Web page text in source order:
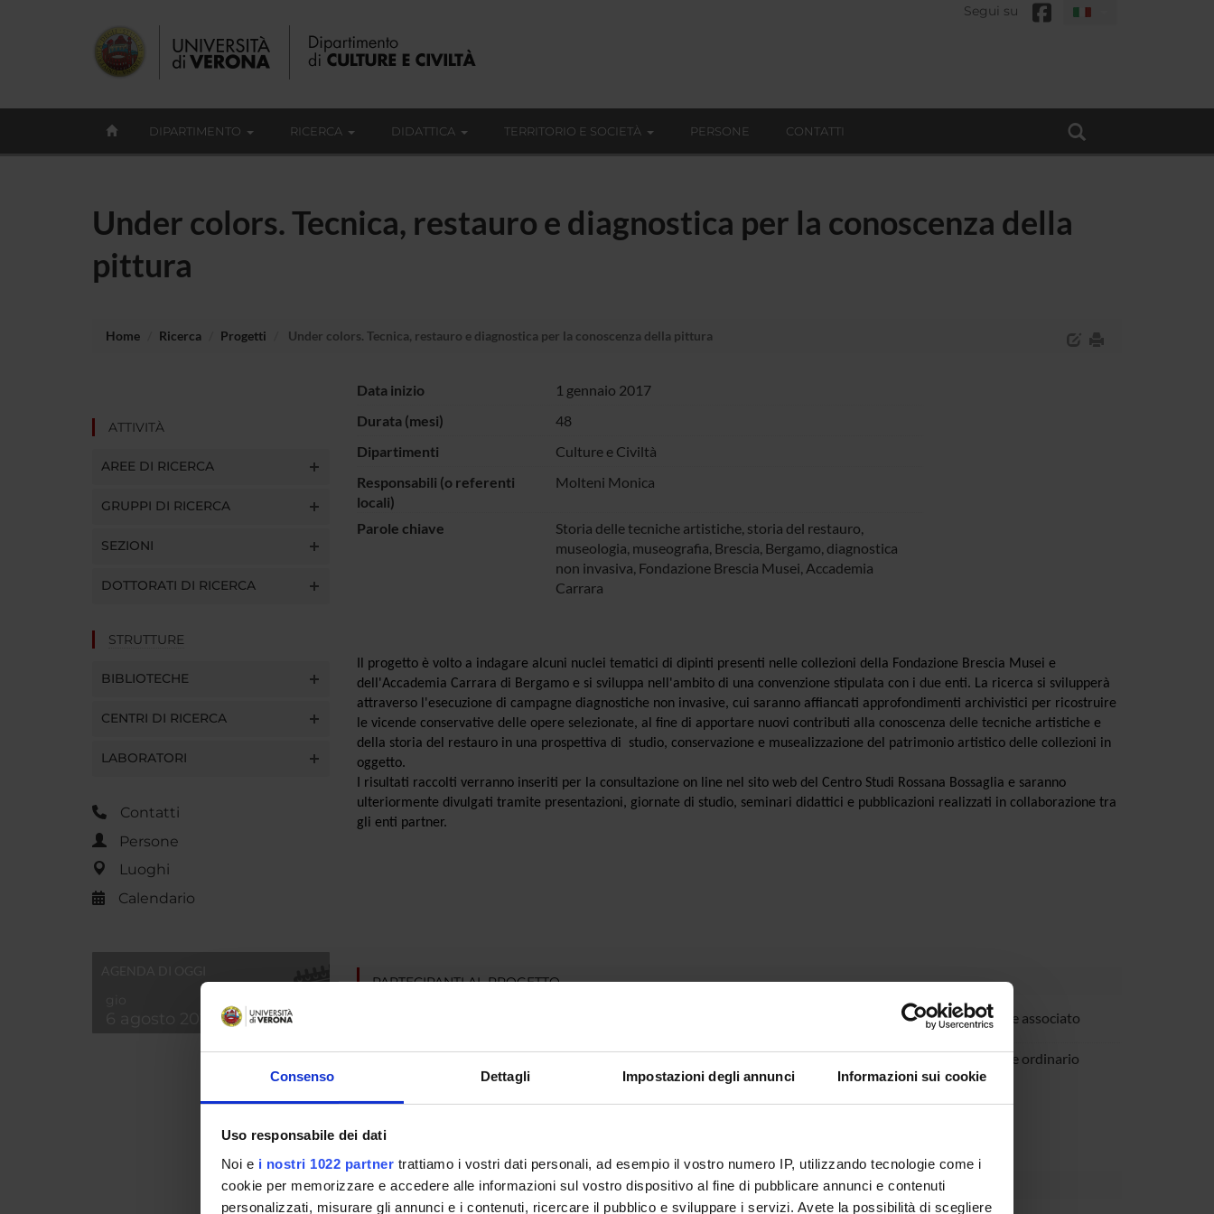
Consenso Dettagli Impostazioni degli annunci Informazioni sui cookie
Uso responsabile dei dati
Noi e i nostri 1022 partner trattiamo i vostri dati personali, ad esempio il vostro numero IP, utilizzando tecnologie come i
cookie per memorizzare e accedere alle informazioni sul vostro dispositivo al fine di pubblicare annunci e contenuti
personalizzati, misurare gli annunci e i contenuti, ricercare il pubblico e sviluppare i servizi. Avete la possibilità di scegliere
Segui su
DIPARTIMENTO RICERCA DIDATTICA TERRITORIO E SOCIETÀ PERSONE CONTATTI
Under colors. Tecnica, restauro e diagnostica per la conoscenza della
pittura
Home Ricerca Progetti Under colors. Tecnica, restauro e diagnostica per la conoscenza della pittura
ATTIVITÀ
AREE DI RICERCA
GRUPPI DI RICERCA
SEZIONI
DOTTORATI DI RICERCA
STRUTTURE
BIBLIOTECHE
CENTRI DI RICERCA
LABORATORI
Contatti
Persone
Luoghi
Calendario
Data inizio
1 gennaio 2017
Durata (mesi)
48
Dipartimenti
Culture e Civiltà
Responsabili (o referenti
locali)
Molteni Monica
Parole chiave
Storia delle tecniche artistiche, storia del restauro,
museologia, museografia, Brescia, Bergamo, diagnostica
non invasiva, Fondazione Brescia Musei, Accademia
Carrara
Il progetto è volto a indagare alcuni nuclei tematici di dipinti presenti nelle collezioni della Fondazione Brescia Musei e
dell'Accademia Carrara di Bergamo e si sviluppa nell'ambito di una convenzione stipulata con i due enti. La ricerca si svilupperà
attraverso l'esecuzione di campagne diagnostiche non invasive, cui saranno affiancati approfondimenti archivistici per ricostruire
le vicende conservative delle opere selezionate, al fine di apportare nuovi contributi alla conoscenza delle tecniche artistiche e
della storia del restauro in una prospettiva di studio, conservazione e musealizzazione del patrimonio artistico delle collezioni in
oggetto.
I risultati raccolti verranno inseriti per la consultazione on line nel sito web del Centro Studi Rossana Bossaglia e saranno
ulteriormente divulgati tramite presentazioni, giornate di studio, seminari didattici e pubblicazioni realizzati in collaborazione tra
gli enti partner.
PARTECIPANTI AL PROGETTO
Stefania Cretella
Professore associato
Professore ordinario
COLLABORATORI ESTERNI